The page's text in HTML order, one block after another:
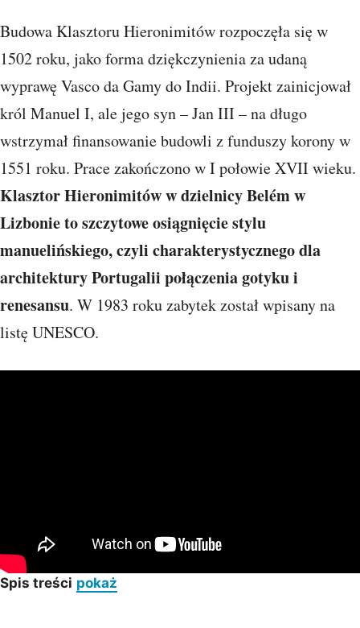
Budowa Klasztoru Hieronimitów rozpoczęła się w
1502 roku, jako forma dziękczynienia za udaną
wyprawę Vasco da Gamy do Indii. Projekt zainicjował
król Manuel I, ale jego syn – Jan III – na długo
wstrzymał finansowanie budowli z funduszy korony w
1551 roku. Prace zakończono w I połowie XVII wieku.
Klasztor Hieronimitów w dzielnicy Belém w
Lizbonie to szczytowe osiągnięcie stylu
manuelińskiego, czyli charakterystycznego dla
architektury Portugalii połączenia gotyku i
renesansu. W 1983 roku zabytek został wpisany na
listę UNESCO.
Spis treści pokaż